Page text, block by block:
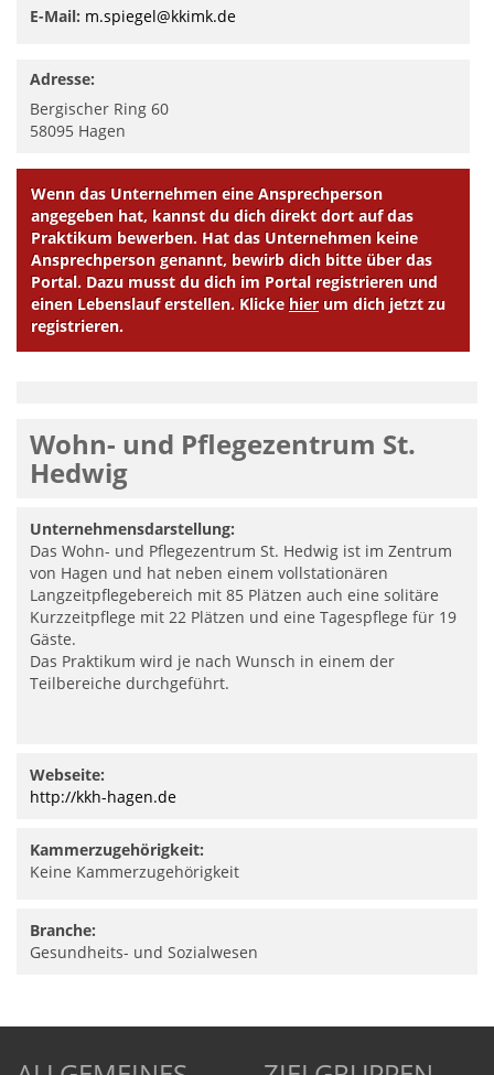
E-Mail: m.spiegel@kkimk.de
Adresse:
Bergischer Ring 60
58095 Hagen
Wenn das Unternehmen eine Ansprechperson
angegeben hat, kannst du dich direkt dort auf das
Praktikum bewerben. Hat das Unternehmen keine
Ansprechperson genannt, bewirb dich bitte über das
Portal. Dazu musst du dich im Portal registrieren und
einen Lebenslauf erstellen. Klicke hier um dich jetzt zu
registrieren.
Wohn- und Pflegezentrum St.
Hedwig
Unternehmensdarstellung:
Das Wohn- und Pflegezentrum St. Hedwig ist im Zentrum
von Hagen und hat neben einem vollstationären
Langzeitpflegebereich mit 85 Plätzen auch eine solitäre
Kurzzeitpflege mit 22 Plätzen und eine Tagespflege für 19
Gäste.
Das Praktikum wird je nach Wunsch in einem der
Teilbereiche durchgeführt.
Webseite:
http://kkh-hagen.de
Kammerzugehörigkeit:
Keine Kammerzugehörigkeit
Branche:
Gesundheits- und Sozialwesen